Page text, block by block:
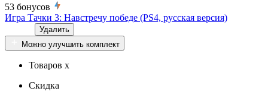
53 бонусов
Игра Тачки 3: Навстречу победе (PS4, русская версия)
Удалить
Можно улучшить комплект
Товаров x
Скидка